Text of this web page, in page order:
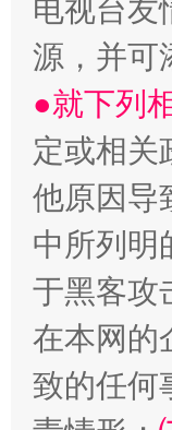
揭开“小
电视台友
源，并可
●就下列
定或相关
他原因导
中所列明
于黑客攻
在本网的
致的任何